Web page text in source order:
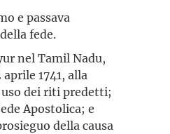
e passava
fede.
nel Tamil Nadu,
1741, alla
uso dei riti predetti;
Apostolica; e
della causa